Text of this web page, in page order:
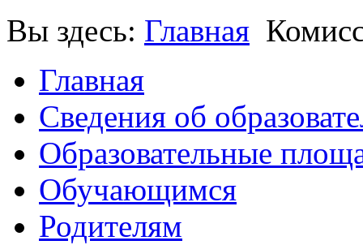
Вы здесь: Главная
Главная
Сведения об
Образовательные
Обучающимся
Родителям